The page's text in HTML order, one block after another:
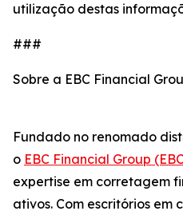
utilização destas
###
Sobre a EBC Financial
Fundado no renomado
o EBC Financial Group
expertise em corretagem
ativos. Com escritórios em